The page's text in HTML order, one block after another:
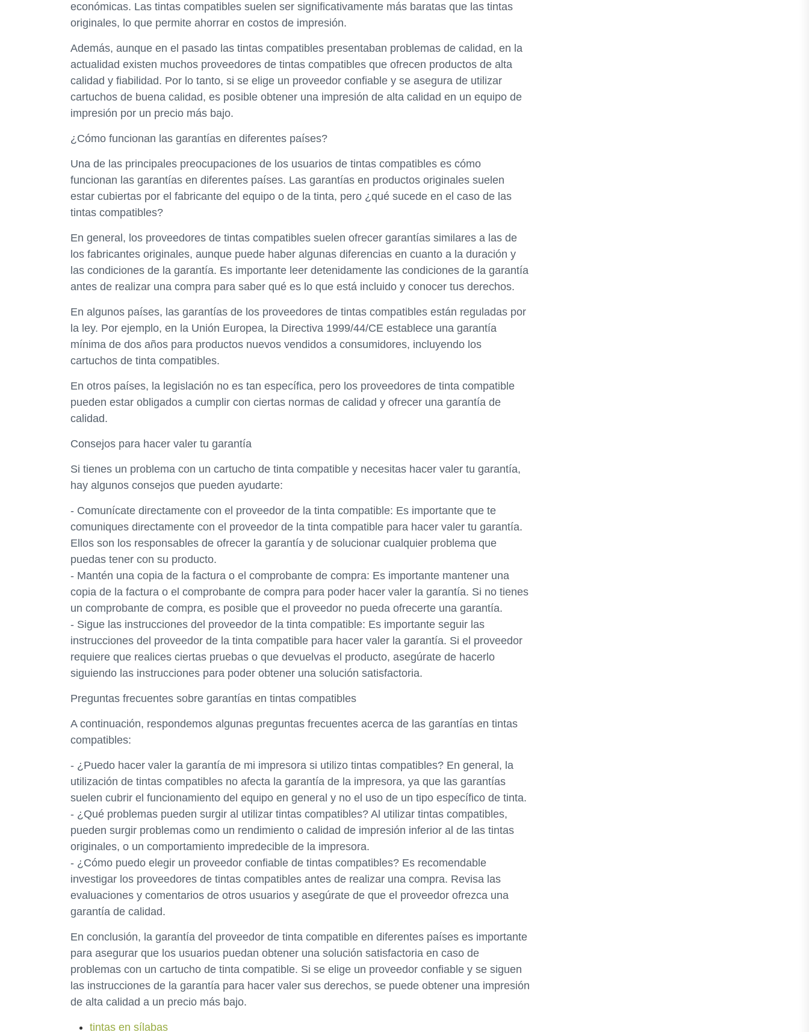
económicas. Las tintas compatibles suelen ser significativamente más baratas que las tintas
originales, lo que permite ahorrar en costos de impresión.
Además, aunque en el pasado las tintas compatibles presentaban problemas de calidad, en la
actualidad existen muchos proveedores de tintas compatibles que ofrecen productos de alta
calidad y fiabilidad. Por lo tanto, si se elige un proveedor confiable y se asegura de utilizar
cartuchos de buena calidad, es posible obtener una impresión de alta calidad en un equipo de
impresión por un precio más bajo.
¿Cómo funcionan las garantías en diferentes países?
Una de las principales preocupaciones de los usuarios de tintas compatibles es cómo
funcionan las garantías en diferentes países. Las garantías en productos originales suelen
estar cubiertas por el fabricante del equipo o de la tinta, pero ¿qué sucede en el caso de las
tintas compatibles?
En general, los proveedores de tintas compatibles suelen ofrecer garantías similares a las de
los fabricantes originales, aunque puede haber algunas diferencias en cuanto a la duración y
las condiciones de la garantía. Es importante leer detenidamente las condiciones de la garantía
antes de realizar una compra para saber qué es lo que está incluido y conocer tus derechos.
En algunos países, las garantías de los proveedores de tintas compatibles están reguladas por
la ley. Por ejemplo, en la Unión Europea, la Directiva 1999/44/CE establece una garantía
mínima de dos años para productos nuevos vendidos a consumidores, incluyendo los
cartuchos de tinta compatibles.
En otros países, la legislación no es tan específica, pero los proveedores de tinta compatible
pueden estar obligados a cumplir con ciertas normas de calidad y ofrecer una garantía de
calidad.
Consejos para hacer valer tu garantía
Si tienes un problema con un cartucho de tinta compatible y necesitas hacer valer tu garantía,
hay algunos consejos que pueden ayudarte:
- Comunícate directamente con el proveedor de la tinta compatible: Es importante que te
comuniques directamente con el proveedor de la tinta compatible para hacer valer tu garantía.
Ellos son los responsables de ofrecer la garantía y de solucionar cualquier problema que
puedas tener con su producto.
- Mantén una copia de la factura o el comprobante de compra: Es importante mantener una
copia de la factura o el comprobante de compra para poder hacer valer la garantía. Si no tienes
un comprobante de compra, es posible que el proveedor no pueda ofrecerte una garantía.
- Sigue las instrucciones del proveedor de la tinta compatible: Es importante seguir las
instrucciones del proveedor de la tinta compatible para hacer valer la garantía. Si el proveedor
requiere que realices ciertas pruebas o que devuelvas el producto, asegúrate de hacerlo
siguiendo las instrucciones para poder obtener una solución satisfactoria.
Preguntas frecuentes sobre garantías en tintas compatibles
A continuación, respondemos algunas preguntas frecuentes acerca de las garantías en tintas
compatibles:
- ¿Puedo hacer valer la garantía de mi impresora si utilizo tintas compatibles? En general, la
utilización de tintas compatibles no afecta la garantía de la impresora, ya que las garantías
suelen cubrir el funcionamiento del equipo en general y no el uso de un tipo específico de tinta.
- ¿Qué problemas pueden surgir al utilizar tintas compatibles? Al utilizar tintas compatibles,
pueden surgir problemas como un rendimiento o calidad de impresión inferior al de las tintas
originales, o un comportamiento impredecible de la impresora.
- ¿Cómo puedo elegir un proveedor confiable de tintas compatibles? Es recomendable
investigar los proveedores de tintas compatibles antes de realizar una compra. Revisa las
evaluaciones y comentarios de otros usuarios y asegúrate de que el proveedor ofrezca una
garantía de calidad.
En conclusión, la garantía del proveedor de tinta compatible en diferentes países es importante
para asegurar que los usuarios puedan obtener una solución satisfactoria en caso de
problemas con un cartucho de tinta compatible. Si se elige un proveedor confiable y se siguen
las instrucciones de la garantía para hacer valer sus derechos, se puede obtener una impresión
de alta calidad a un precio más bajo.
tintas en sílabas